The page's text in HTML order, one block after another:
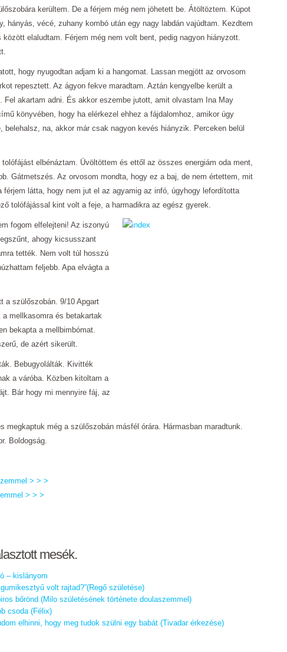
kerültem. De a férjem még nem jöhetett be. Átöltöztem. Kúpot
hányás, vécé, zuhany kombó után egy nagy labdán vajúdtam. Kezdtem
között elaludtam. Férjem még nem volt bent, pedig nagyon hiányzott.
hogy nyugodtan adjam ki a hangomat. Lassan megjött az orvosom
repesztett. Az ágyon fekve maradtam. Aztán kengyelbe került a
Fel akartam adni. És akkor eszembe jutott, amit olvastam Ina May
könyvében, hogy ha elérkezel ehhez a fájdalomhoz, amikor úgy
belehalsz, na, akkor már csak nagyon kevés hiányzik. Perceken belül
elbénáztam. Üvöltöttem és ettől az összes energiám oda ment,
Gátmetszés. Az orvosom mondta, hogy ez a baj, de nem értettem, mit
férjem látta, hogy nem jut el az agyamig az infó, úgyhogy lefordította
tolófájással kint volt a feje, a harmadikra az egész gyerek.
fogom elfelejteni! Az iszonyú
ahogy kicsusszant
tették. Nem volt túl hosszú
feljebb. Apa elvágta a
a szülőszobán. 9/10 Apgart
mellkasomra és betakartak
bekapta a mellbimbómat.
de azért sikerült.
Bebugyolálták. Kivitték
a váróba. Közben kitoltam a
Bár hogy mi mennyire fáj, az
megkaptuk még a szülőszobán másfél órára. Hármasban maradtunk.
Boldogság.
> > >
> > >
mesék.
– kislányom
volt rajtad?”(Regő születése)
bőrönd (Milo születésének története doulaszemmel)
csoda (Félix)
elhinni, hogy meg tudok szülni egy babát (Tivadar érkezése)